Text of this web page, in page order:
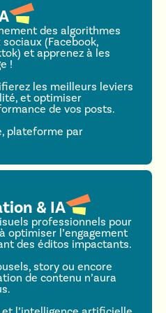
des algorithmes
(Facebook,
et apprenez à les
!
les meilleurs leviers
et optimiser
de vos posts.
plateforme par
& IA
professionnels pour
optimiser l’engagement
des éditos impactants.
story ou encore
de contenu n’aura
l’intelligence artificielle,